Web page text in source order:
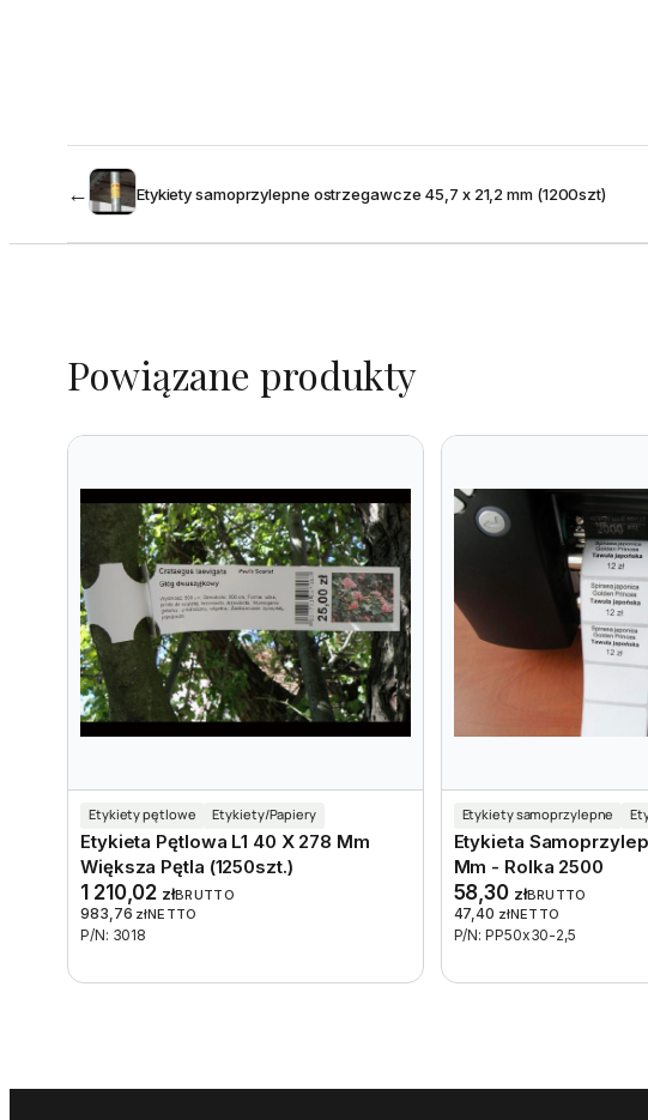
← Etykiety samoprzylepne ostrzegawcze 45,7 x 21,2 mm (1200szt)
Powiązane produkty
Etykiety pętlowe Etykiety/Papiery
Etykieta Pętlowa L1 40 X 278 Mm
Większa Pętla (1250szt.)
1 210,02 złBRUTTO
983,76 złNETTO
P/N: 3018
Etykiety samoprzylepne
Etykieta
Mm - Rolka 2500
58,30 złBRUTTO
47,40 złNETTO
P/N: PP50x30-2,5